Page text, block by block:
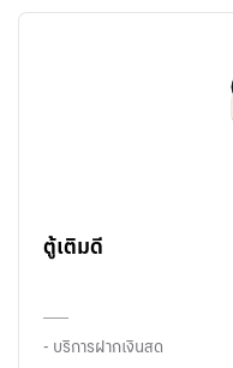
ตู้เติมดี
- บริการฝากเงินสด